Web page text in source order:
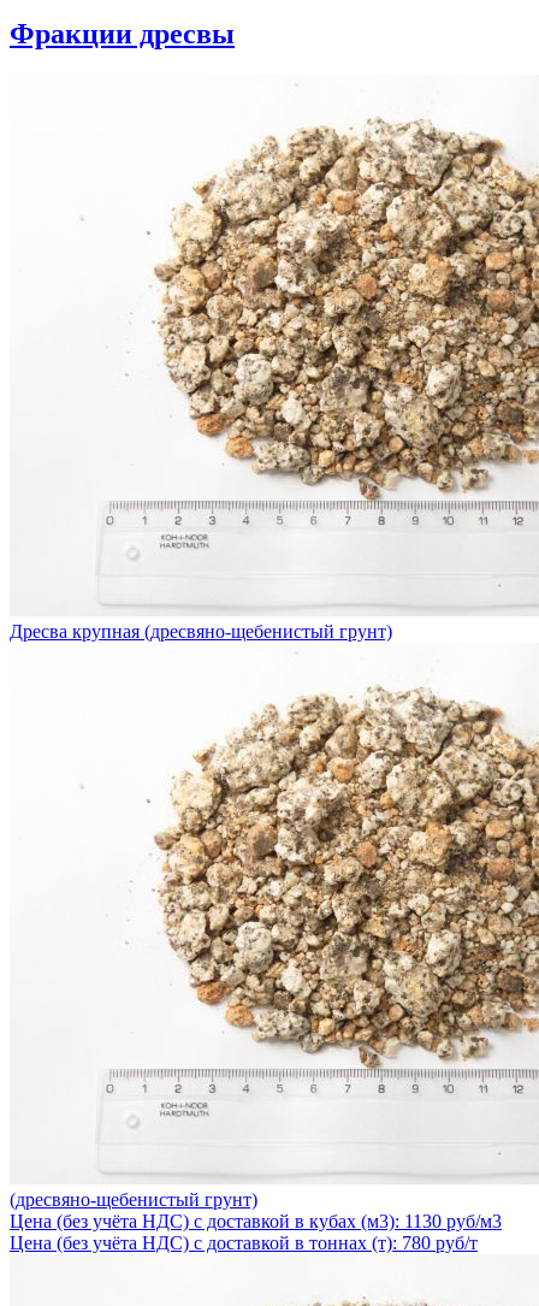
Фракции дресвы
Дресва крупная (дресвяно-щебенистый грунт)
(дресвяно-щебенистый грунт)
Цена (без учёта НДС) с доставкой в кубах (м3): 1130 руб/м3
Цена (без учёта НДС) с доставкой в тоннах (т): 780 руб/т